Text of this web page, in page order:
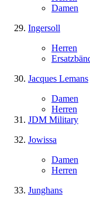
Damen
Ingersoll
Herren
Jacques Lemans
Damen
Herren
JDM Military
Jowissa
Damen
Herren
Junghans